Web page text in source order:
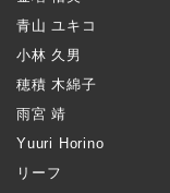
青山 ユキコ
小林 久男
穂積 木綿子
雨宮 靖
Yuuri Horino
リーフ